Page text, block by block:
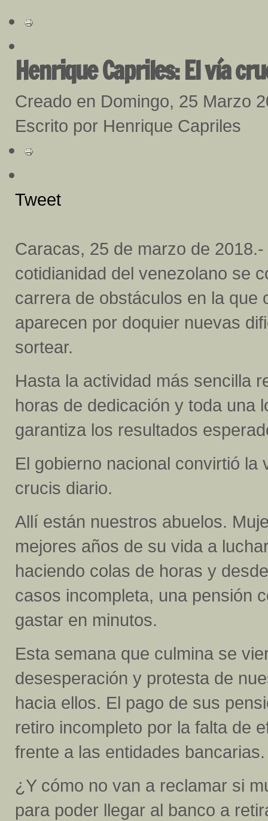
Henrique Capriles: El vía
Creado en Domingo, 25 Marzo
Escrito por Henrique Capriles
Tweet
Caracas, 25 de marzo de 2018.-
cotidianidad del venezolano se
carrera de obstáculos en la que
aparecen por doquier nuevas
sortear.
Hasta la actividad más sencilla
horas de dedicación y toda una
garantiza los resultados
El gobierno nacional convirtió
crucis diario.
Allí están nuestros abuelos.
mejores años de su vida a
haciendo colas de horas y
casos incompleta, una pensión
gastar en minutos.
Esta semana que culmina se
desesperación y protesta de
hacia ellos. El pago de sus
retiro incompleto por la falta de
frente a las entidades bancarias.
¿Y cómo no van a reclamar si
para poder llegar al banco a